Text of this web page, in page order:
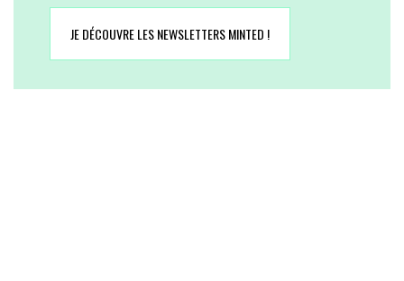
JE DÉCOUVRE LES NEWSLETTERS MINTED !